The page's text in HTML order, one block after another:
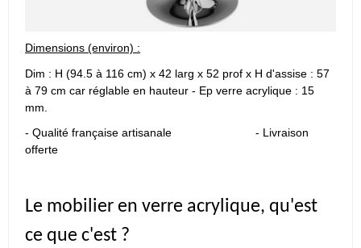
Dimensions (environ) :
Dim : H (94.5 à 116 cm) x 42 larg x 52 prof x H d'assise : 57
à 79 cm car réglable en hauteur - Ep verre acrylique : 15
mm.
- Qualité française artisanale - Livraison
offerte
Le mobilier en verre acrylique, qu'est
ce que c'est ?